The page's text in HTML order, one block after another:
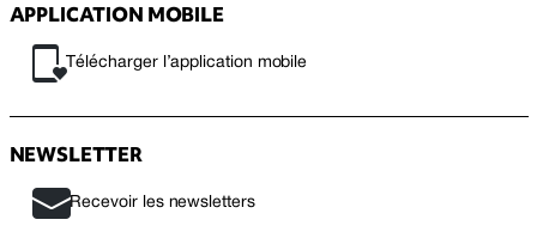
APPLICATION MOBILE
Télécharger l’application mobile
NEWSLETTER
Recevoir les newsletters